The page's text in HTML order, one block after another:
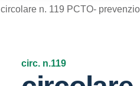
circolare n. 119 PCTO-
circ. n.119